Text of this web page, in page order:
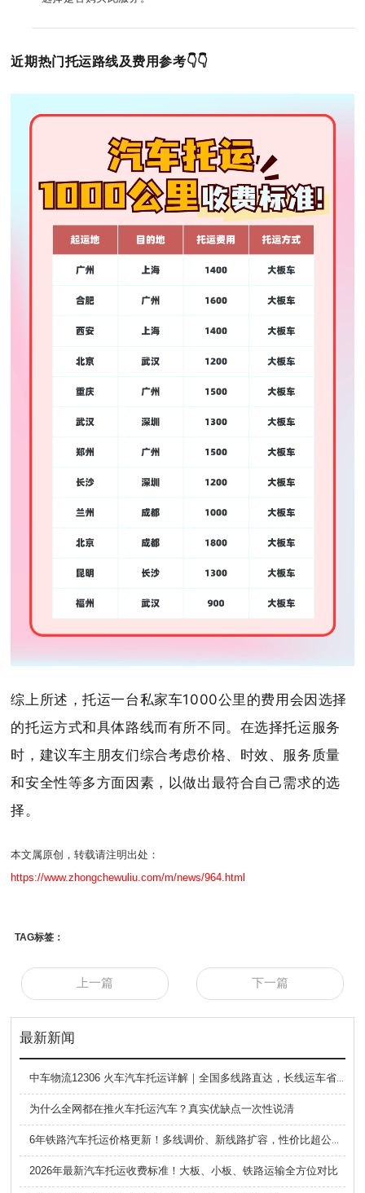
近期热门托运路线及费用参考👇👇
综上所述，托运一台私家车1000公里的费用会因选择
的托运方式和具体路线而有所不同。在选择托运服务
时，建议车主朋友们综合考虑价格、时效、服务质量
和安全性等多方面因素，以做出最符合自己需求的选
择。
本文属原创，转载请注明出处：
https://www.zhongchewuliu.com/m/news/964.html
TAG标签：
上一篇 下一篇
最新新闻
中车物流12306 火车汽车托运详解｜全国多线路直达，长线运车省心方案
为什么全网都在推火车托运汽车？真实优缺点一次性说清
6年铁路汽车托运价格更新！多线调价、新线路扩容，性价比超公路大板车
2026年最新汽车托运收费标准！大板、小板、铁路运输全方位对比